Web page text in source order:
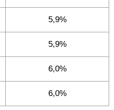
5,9%
5,9%
6,0%
6,0%